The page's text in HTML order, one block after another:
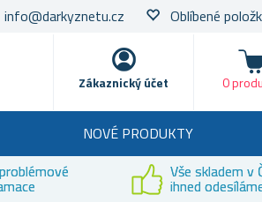
info@darkyznetu.cz Oblíbené
Zákaznický účet 0
NOVÉ PRODUKTY
Vše skladem v
ihned